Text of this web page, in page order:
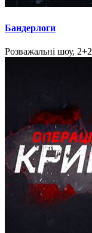
Бандерлоги
Розважальні шоу, 2+2